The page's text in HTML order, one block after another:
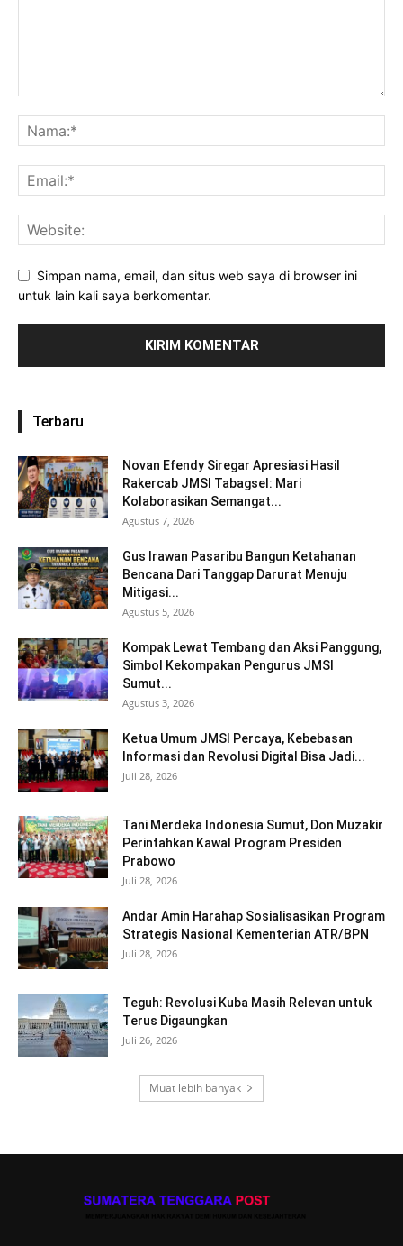
Simpan nama, email, dan situs web saya di browser ini
untuk lain kali saya berkomentar.
Terbaru
Novan Efendy Siregar Apresiasi Hasil
Rakercab JMSI Tabagsel: Mari
Kolaborasikan Semangat...
Agustus 7, 2026
Gus Irawan Pasaribu Bangun Ketahanan
Bencana Dari Tanggap Darurat Menuju
Mitigasi...
Agustus 5, 2026
Kompak Lewat Tembang dan Aksi Panggung,
Simbol Kekompakan Pengurus JMSI
Sumut...
Agustus 3, 2026
Ketua Umum JMSI Percaya, Kebebasan
Informasi dan Revolusi Digital Bisa Jadi...
Juli 28, 2026
Tani Merdeka Indonesia Sumut, Don Muzakir
Perintahkan Kawal Program Presiden
Prabowo
Juli 28, 2026
Andar Amin Harahap Sosialisasikan Program
Strategis Nasional Kementerian ATR/BPN
Juli 28, 2026
Teguh: Revolusi Kuba Masih Relevan untuk
Terus Digaungkan
Juli 26, 2026
Muat lebih banyak